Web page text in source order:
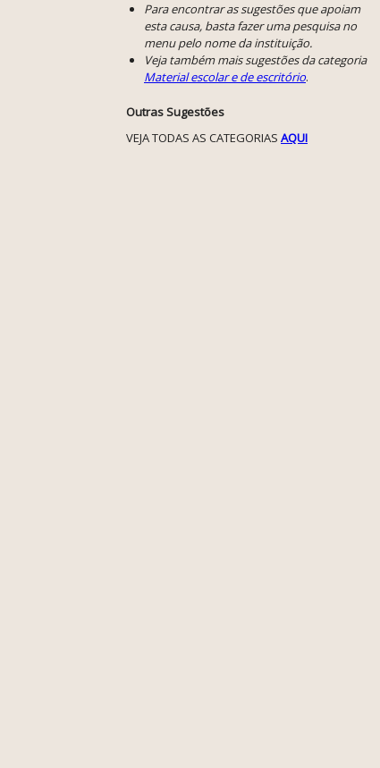
Para encontrar as sugestões que apoiam
esta causa, basta fazer uma pesquisa no
menu pelo nome da instituição.
Veja também mais sugestões da categoria
Material escolar e de escritório.
Outras Sugestões
VEJA TODAS AS CATEGORIAS AQUI